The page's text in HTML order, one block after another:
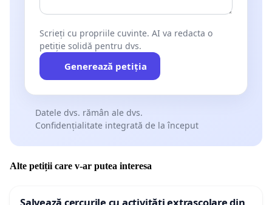
Scrieți cu propriile cuvinte. AI va redacta o
petiție solidă pentru dvs.
Generează petiția
Datele dvs. rămân ale dvs.
Confidențialitate integrată de la început
Alte petiții care v-ar putea interesa